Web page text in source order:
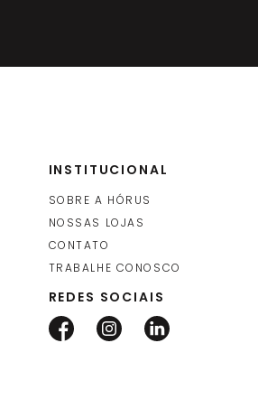
INSTITUCIONAL
SOBRE A HÓRUS
NOSSAS LOJAS
CONTATO
TRABALHE CONOSCO
REDES SOCIAIS